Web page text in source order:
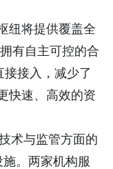
纽将提供覆盖全
有自主可控的合
接入，减少了
快速、高效的资
术与监管方面的
。两家机构服